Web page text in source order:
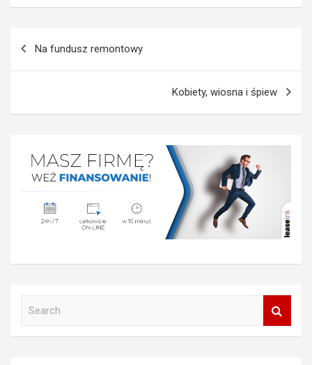
Na fundusz remontowy
Kobiety, wiosna i śpiew